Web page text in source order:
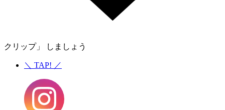
クリップ」 しましょう
＼ TAP! ／